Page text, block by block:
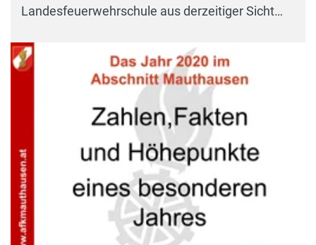
Landesfeuerwehrschule aus derzeitiger Sicht…